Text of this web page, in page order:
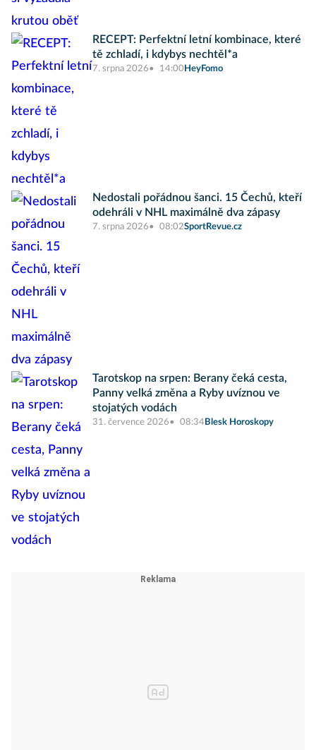
RECEPT: Perfektní letní kombinace, které
tě zchladí, i kdybys nechtěl*a
7. srpna 2026 14:00 HeyFomo
Nedostali pořádnou šanci. 15 Čechů, kteří
odehráli v NHL maximálně dva zápasy
7. srpna 2026 08:02SportRevue.cz
Tarotskop na srpen: Berany čeká cesta,
Panny velká změna a Ryby uvíznou ve
stojatých vodách
31. července 2026 08:34 Blesk Horoskopy